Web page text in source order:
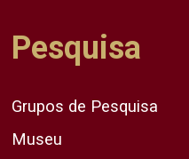
Pesquisa
Grupos de Pesquisa
Museu